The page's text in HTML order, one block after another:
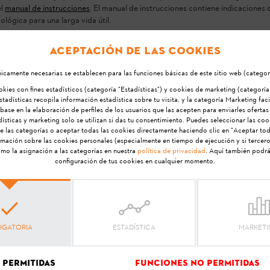
manual de instrucciones. El manual de instrucciones contiene indicaciones
para una larga vida útil.
pila de botón cargada del tipo CR2032 en la polaridad
sigue sin encenderse, utilice una nueva pila. Si tiene
Su opinion es muy importante para nosotros
ha ayudado esta
Aceptación de las cookies
necesarias se establecen para las funciones básicas de este sitio web
con fines estadísticos (categoría "Estadísticas") y cookies de marketing
recopila información estadística sobre tu visita, y la categoría Marketing
en la elaboración de perfiles de los usuarios que las acepten para enviarles
y marketing solo se utilizan si das tu consentimiento. Puedes seleccionar las
las categorías o aceptar todas las cookies directamente haciendo clic en "Aceptar
sobre las cookies personales (especialmente en tiempo de ejecución y si
la asignación a las categorías en nuestra política de privacidad. Aquí también
configuración de tus cookies en cualquier momento.
ESTADÍSTICA
Funciones no permitidas